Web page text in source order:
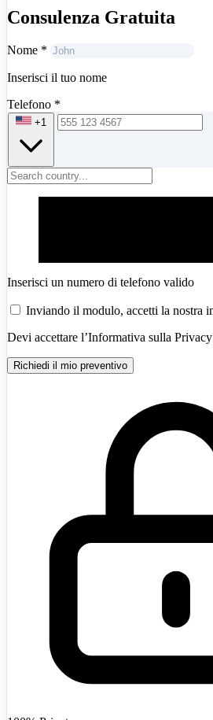
Consulenza Gratuita
Nome *
Inserisci il tuo nome
Telefono *
+1
Afghanistan
Inserisci un numero di telefono valido
Inviando il modulo, accetti la nostra
Devi accettare l’Informativa sulla Privacy
Richiedi il mio preventivo